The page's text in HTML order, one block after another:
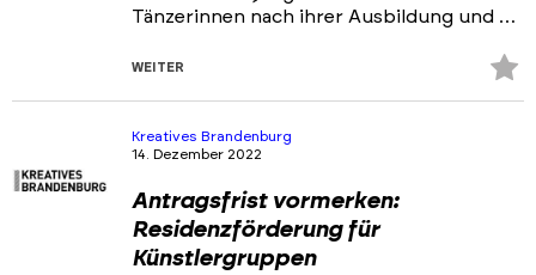
Tänzerinnen nach ihrer Ausbildung und …
WEITER
Kreatives Brandenburg
14. Dezember 2022
Antragsfrist vormerken:
Residenzförderung für
Künstlergruppen